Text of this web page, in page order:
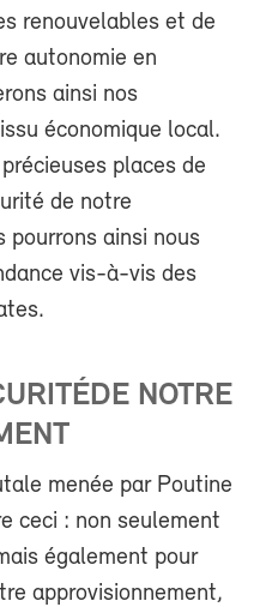
renouvelables et de
autonomie en
ainsi nos
économique local.
places de
de notre
pourrons ainsi nous
vis-à-vis des
NOTRE
menée par Poutine
ceci : non seulement
également pour
approvisionnement,